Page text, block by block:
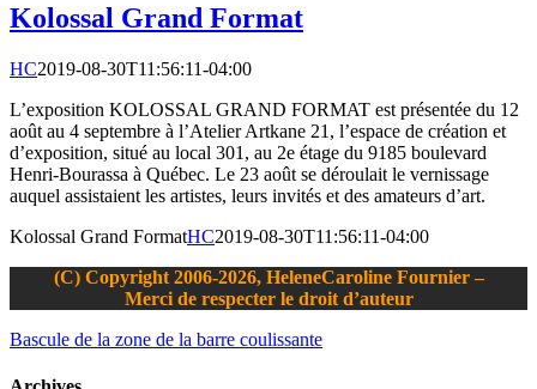
Kolossal Grand Format
HC2019-08-30T11:56:11-04:00
L’exposition KOLOSSAL GRAND FORMAT est présentée du 12
août au 4 septembre à l’Atelier Artkane 21, l’espace de création et
d’exposition, situé au local 301, au 2e étage du 9185 boulevard
Henri-Bourassa à Québec. Le 23 août se déroulait le vernissage
auquel assistaient les artistes, leurs invités et des amateurs d’art.
Kolossal Grand FormatHC2019-08-30T11:56:11-04:00
(C) Copyright 2006-2026, HeleneCaroline Fournier –
Merci de respecter le droit d’auteur
Bascule de la zone de la barre coulissante